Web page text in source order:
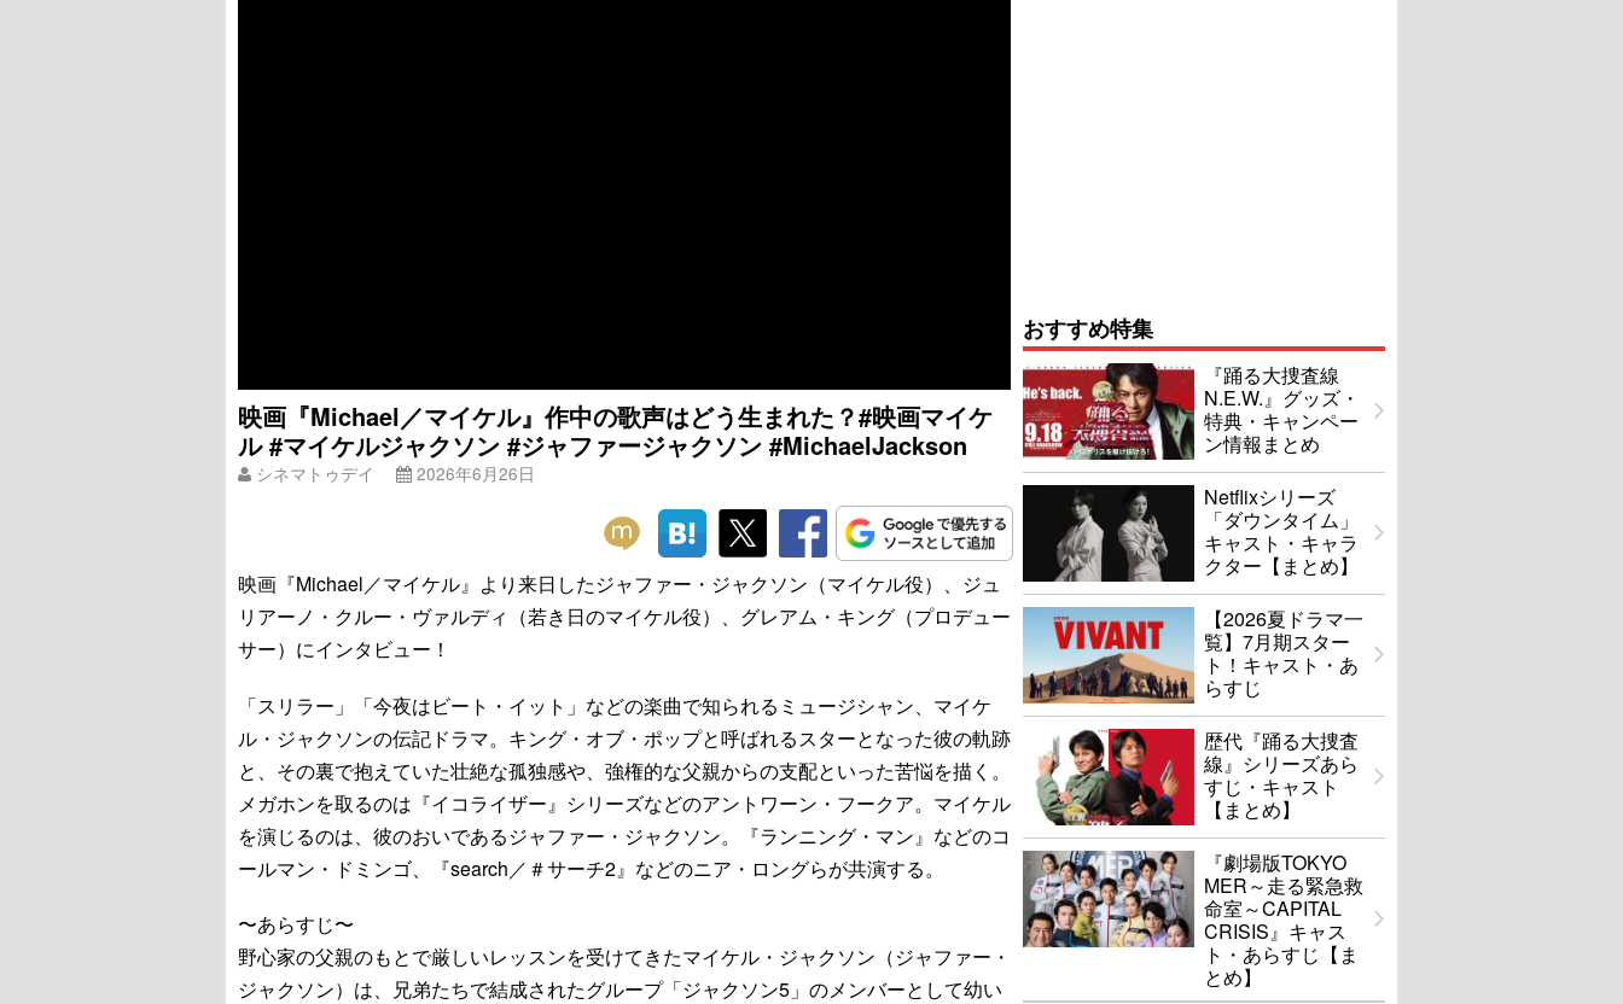
映画『Michael／マイケル』作中の歌声はどう生まれた？#映画マイケ
ル #マイケルジャクソン #ジャファージャクソン #MichaelJackson
シネマトゥデイ 2026年6月26日
映画『Michael／マイケル』より来日したジャファー・ジャクソン（マイケル役）、ジュ
リアーノ・クルー・ヴァルディ（若き日のマイケル役）、グレアム・キング（プロデュー
サー）にインタビュー！
「スリラー」「今夜はビート・イット」などの楽曲で知られるミュージシャン、マイケ
ル・ジャクソンの伝記ドラマ。キング・オブ・ポップと呼ばれるスターとなった彼の軌跡
と、その裏で抱えていた壮絶な孤独感や、強権的な父親からの支配といった苦悩を描く。
メガホンを取るのは『イコライザー』シリーズなどのアントワーン・フークア。マイケル
を演じるのは、彼のおいであるジャファー・ジャクソン。『ランニング・マン』などのコ
ールマン・ドミンゴ、『search／＃サーチ2』などのニア・ロングらが共演する。
〜あらすじ〜
野心家の父親のもとで厳しいレッスンを受けてきたマイケル・ジャクソン（ジャファー・
ジャクソン）は、兄弟たちで結成されたグループ「ジャクソン5」のメンバーとして幼い
おすすめ特集
『踊る大捜査線
N.E.W.』グッズ・
特典・キャンペー
ン情報まとめ
Netflixシリーズ
「ダウンタイム」
キャスト・キャラ
クター【まとめ】
【2026夏ドラマ一
覧】7月期スター
ト！キャスト・あ
らすじ
歴代『踊る大捜査
線』シリーズあら
すじ・キャスト
【まとめ】
『劇場版TOKYO
MER～走る緊急救
命室～CAPITAL
CRISIS』キャス
ト・あらすじ【ま
とめ】